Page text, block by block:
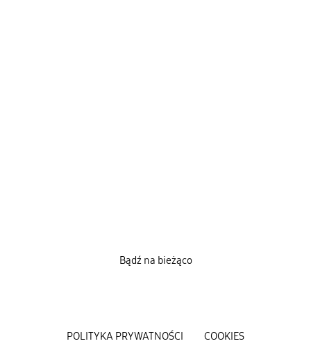
POLITYKA PRYWATNOŚCI COOKIES
Bądź na bieżąco